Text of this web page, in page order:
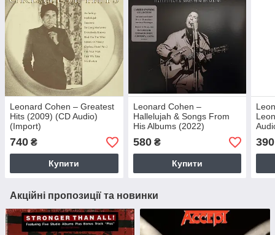
Leonard Cohen – Greatest
Hits (2009) (CD Audio)
(Import)
740 ₴
Купити
Leonard Cohen –
Hallelujah & Songs From
His Albums (2022)
(digipack) (CD Audio)
(Import)
580₴
Купити
390
Акційні пропозиції та новинки